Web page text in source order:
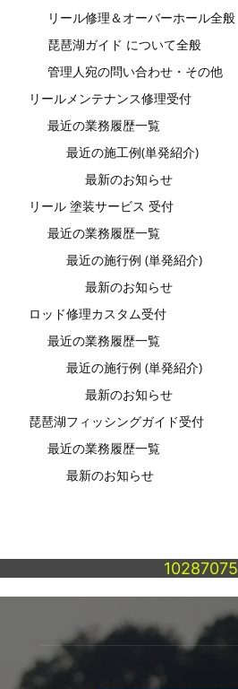
リール修理＆オーバーホール全般
琵琶湖ガイド について全般
管理人宛の問い合わせ・その他
リールメンテナンス修理受付
最近の業務履歴一覧
最近の施工例(単発紹介)
最新のお知らせ
リール 塗装サービス 受付
最近の業務履歴一覧
最近の施行例 (単発紹介)
最新のお知らせ
ロッド修理カスタム受付
最近の業務履歴一覧
最近の施行例 (単発紹介)
最新のお知らせ
琵琶湖フィッシングガイド受付
最近の業務履歴一覧
最新のお知らせ
10287075